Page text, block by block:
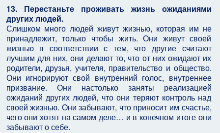
13. Перестаньте проживать жизнь ожиданиями
других людей.
Слишком много людей живут жизнью, которая им не
принадлежит, только чтобы жить. Они живут своей
жизнью в соответствии с тем, что другие считают
лучшим для них, они делают то, что от них ожидают их
родители, друзья, учителя, правительство и общество.
Они игнорируют свой внутренний голос, внутреннее
призвание. Они настолько заняты реализацией
ожиданий других людей, что они теряют контроль над
своей жизнью. Они забывают, что приносит им счастье,
чего они хотят на самом деле… и в конечном итоге они
забывают о себе.